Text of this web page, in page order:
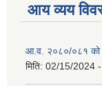
आय व्यय
आ.व. २०८०/०८१ को
मिति: 02/15/2024